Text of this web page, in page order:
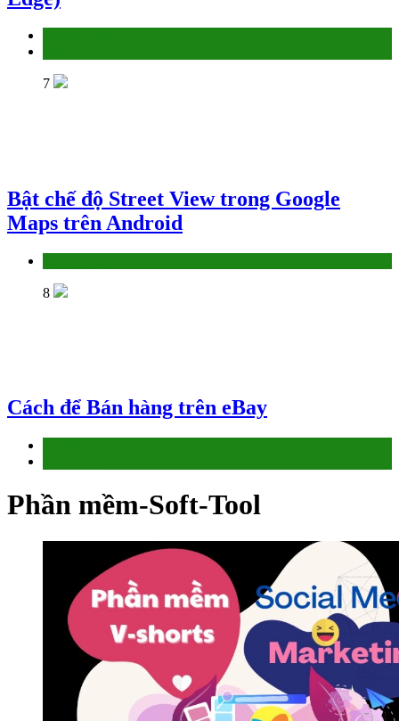
7
Bật chế độ Street View trong Google
Maps trên Android
8
Cách để Bán hàng trên eBay
Phần mềm-Soft-Tool